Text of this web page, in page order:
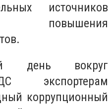
источников
повышения
день вокруг
экспортерам
коррупционный